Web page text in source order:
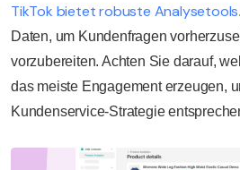
TikTok bietet robuste Analysetools
Daten, um Kundenfragen
vorzubereiten. Achten Sie darauf,
das meiste Engagement erzeugen,
Kundenservice-Strategie